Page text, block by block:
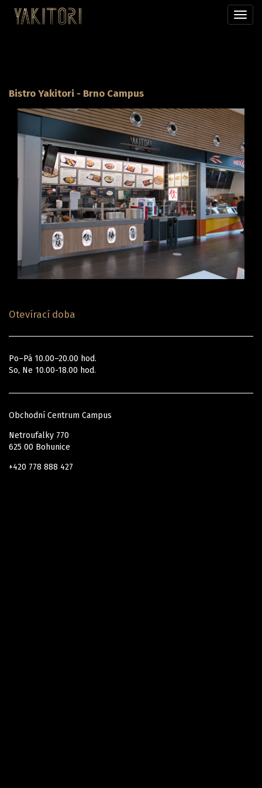
menu
Bistro Yakitori - Brno Campus
Otevírací doba
Po–Pá 10.00–20.00 hod.
So, Ne 10.00-18.00 hod.
Obchodní Centrum Campus
Netroufalky 770
625 00 Bohunice
+420 778 888 427